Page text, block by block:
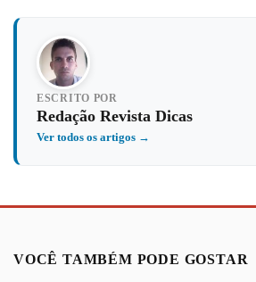
ESCRITO POR
Redação Revista Dicas
Ver todos os artigos →
VOCÊ TAMBÉM PODE GOSTAR